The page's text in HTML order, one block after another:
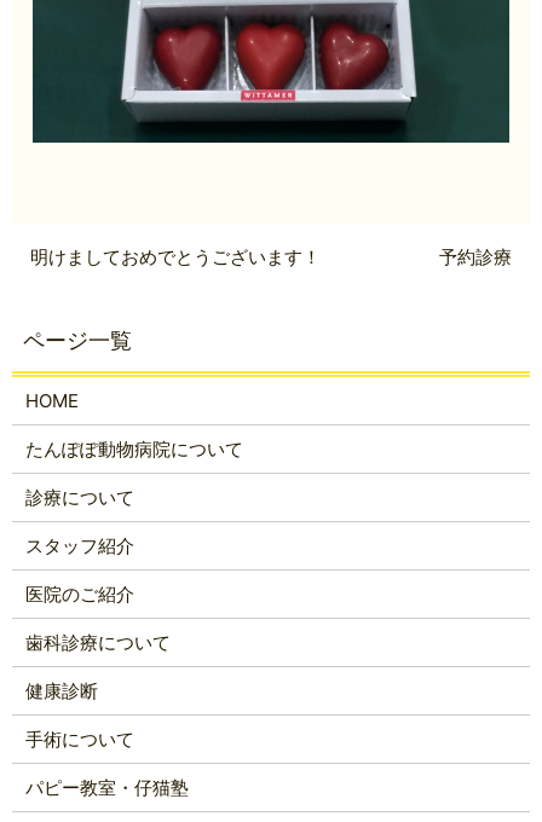
明けましておめでとうございます！ 予約診療
HOME
たんぽぽ動物病院について
診療について
スタッフ紹介
医院のご紹介
歯科診療について
健康診断
手術について
パピー教室・仔猫塾